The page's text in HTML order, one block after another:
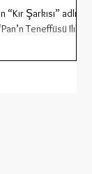
Şarkısı” adlı
Teneffüsü Ilık